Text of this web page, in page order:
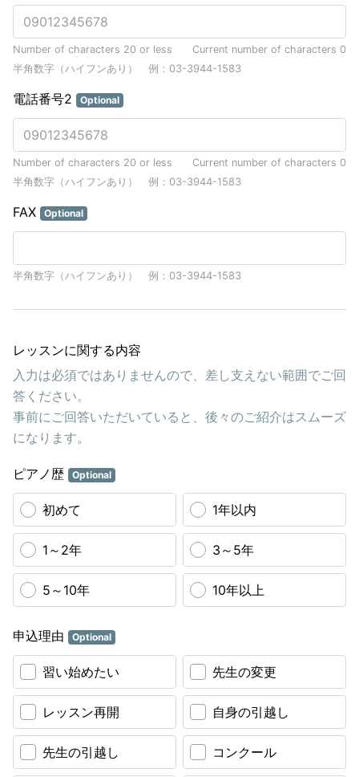
Number of characters 20 or less Current number of characters 0
半角数字（ハイフンあり） 例：03-3944-1583
電話番号2 Optional
Number of characters 20 or less Current number of characters 0
半角数字（ハイフンあり） 例：03-3944-1583
FAX Optional
半角数字（ハイフンあり） 例：03-3944-1583
レッスンに関する内容
入力は必須ではありませんので、差し支えない範囲でご回
答ください。
事前にご回答いただいていると、後々のご紹介はスムーズ
になります。
ピアノ歴 Optional
初めて 1年以内
1～2年 3～5年
5～10年 10年以上
申込理由 Optional
習い始めたい 先生の変更
レッスン再開 自身の引越し
先生の引越し コンクール